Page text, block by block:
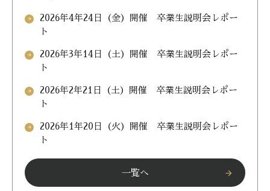
arrow_forward
2026年4年24日（金）開催 卒業生説明会レポー
ト
arrow_forward
2026年3年14日（土）開催 卒業生説明会レポー
ト
arrow_forward
2026年2年21日（土）開催 卒業生説明会レポー
ト
arrow_forward
2026年1年20日（火）開催 卒業生説明会レポー
ト
一覧へ arrow_forward